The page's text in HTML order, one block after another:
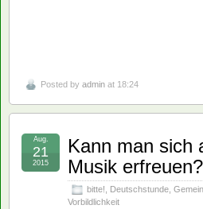
Posted by admin at 18:24
Kann man sich
Musik erfreuen?
bitte! Deutschstunde
Vorbildlichkeit
Aug.
21
2015